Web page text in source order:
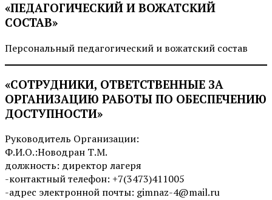
«ПЕДАГОГИЧЕСКИЙ И ВОЖАТСКИЙ
СОСТАВ»
Персональный педагогический и вожатский состав
«СОТРУДНИКИ, ОТВЕТСТВЕННЫЕ ЗА
ОРГАНИЗАЦИЮ РАБОТЫ ПО ОБЕСПЕЧЕНИЮ
ДОСТУПНОСТИ»
Руководитель Организации:
Ф.И.О.:Новодран Т.М.
должность: директор лагеря
-контактный телефон: +7(3473)411005
-адрес электронной почты: gimnaz-4@mail.ru